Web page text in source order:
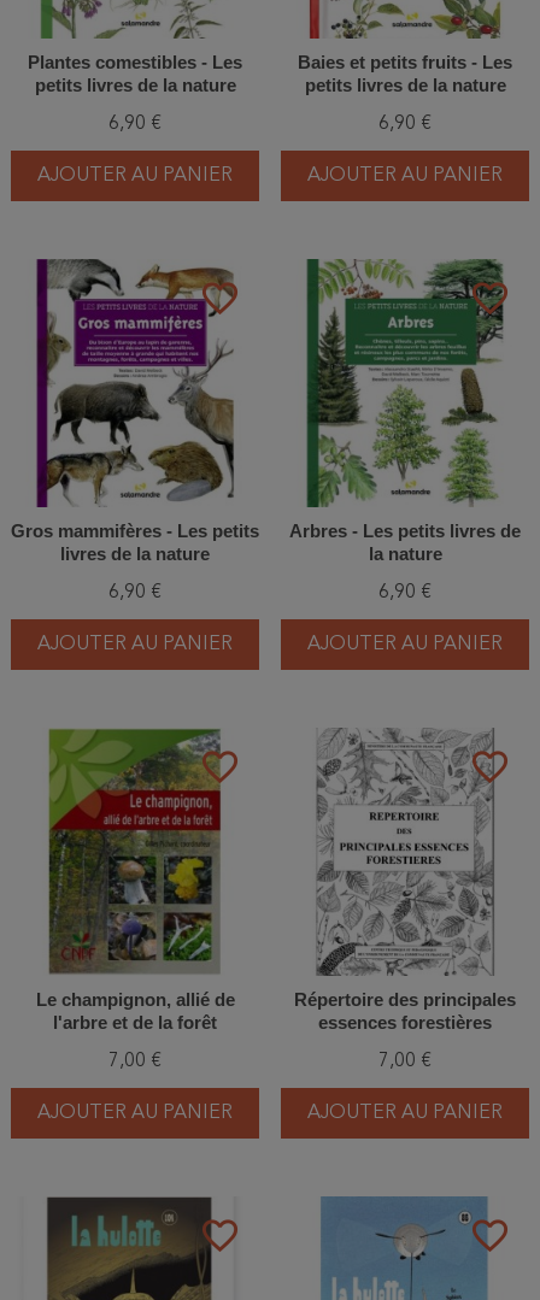
Plantes comestibles - Les
petits livres de la nature
6,90 €
AJOUTER AU PANIER
Baies et petits fruits - Les
petits livres de la nature
6,90 €
AJOUTER AU PANIER
favorite_border
Gros mammifères - Les petits
livres de la nature
6,90 €
AJOUTER AU PANIER
favorite_border
Arbres - Les petits livres de
la nature
6,90 €
AJOUTER AU PANIER
favorite_border
Le champignon, allié de
l'arbre et de la forêt
7,00 €
AJOUTER AU PANIER
favorite_border
Répertoire des principales
essences forestières
7,00 €
AJOUTER AU PANIER
favorite_border favorite_border